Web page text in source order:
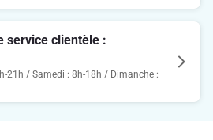
service clientèle :
21h / Samedi : 8h-18h / Dimanche :